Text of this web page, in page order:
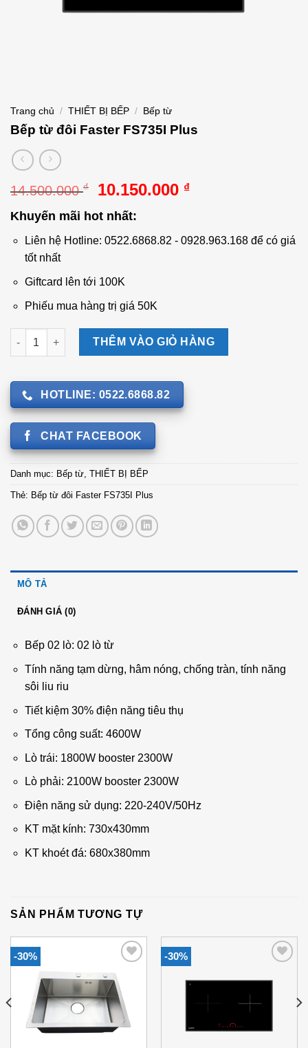
Trang chủ / THIẾT BỊ BẾP / Bếp từ
Bếp từ đôi Faster FS735I Plus
14.500.000₫
Giá
gốc
là:
14.500.000 ₫.
10.150.000 ₫Giá
là:
Khuyến mãi hot nhất:
Liên hệ Hotline: 0522.6868.82 - 0928.963.168 để có giá
tốt nhất
Giftcard lên tới 100K
Phiếu mua hàng trị giá 50K
Bếp từ đôi Faster FS735I Plus số lượng
THÊM VÀO GIỎ HÀNG
HOTLINE: 0522.6868.82
CHAT FACEBOOK
Danh mục: Bếp từ, THIẾT BỊ BẾP
Thẻ: Bếp từ đôi Faster FS735I Plus
MÔ TẢ
ĐÁNH GIÁ (0)
Bếp 02 lò: 02 lò từ
Tính năng tạm dừng, hâm nóng, chống tràn, tính năng
sôi liu riu
Tiết kiệm 30% điện năng tiêu thụ
Tổng công suất: 4600W
Lò trái: 1800W booster 2300W
Lò phải: 2100W booster 2300W
Điện năng sử dụng: 220-240V/50Hz
KT mặt kính: 730x430mm
KT khoét đá: 680x380mm
SẢN PHẨM TƯƠNG TỰ
-30%
Add to
Wishlist
-30%